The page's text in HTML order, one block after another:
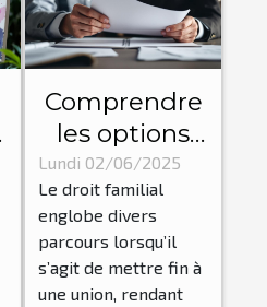
Comprendre
les options
de séparation
et de divorce
en droit
familial
Lundi 02/06/2025
Le droit familial
englobe divers
parcours lorsqu’il
s’agit de mettre fin à
une union, rendant